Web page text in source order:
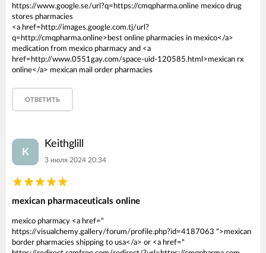
https://www.google.se/url?q=https://cmqpharma.online mexico drug
stores pharmacies
<a href=http://images.google.com.tj/url?
q=http://cmqpharma.online>best online pharmacies in mexico</a>
medication from mexico pharmacy and <a
href=http://www.0551gay.com/space-uid-120585.html>mexican rx
online</a> mexican mail order pharmacies
ОТВЕТИТЬ
K
Keithglill
3 июля 2024 20:34
mexican pharmaceuticals online
mexico pharmacy <a href="
https://visualchemy.gallery/forum/profile.php?id=4187063 ">mexican
border pharmacies shipping to usa</a> or <a href="